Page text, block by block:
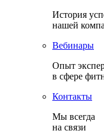
История
нашей
Вебинары
Опыт
в сфере
Контакты
Мы всегда
на связи